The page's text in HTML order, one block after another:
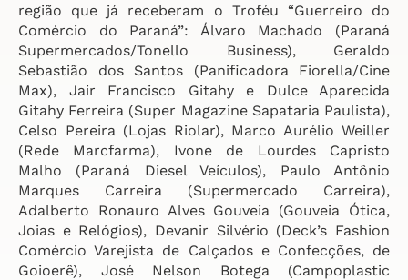
região que já receberam o Troféu “Guerreiro do
Comércio do Paraná”: Álvaro Machado (Paraná
Supermercados/Tonello Business), Geraldo
Sebastião dos Santos (Panificadora Fiorella/Cine
Max), Jair Francisco Gitahy e Dulce Aparecida
Gitahy Ferreira (Super Magazine Sapataria Paulista),
Celso Pereira (Lojas Riolar), Marco Aurélio Weiller
(Rede Marcfarma), Ivone de Lourdes Capristo
Malho (Paraná Diesel Veículos), Paulo Antônio
Marques Carreira (Supermercado Carreira),
Adalberto Ronauro Alves Gouveia (Gouveia Ótica,
Joias e Relógios), Devanir Silvério (Deck’s Fashion
Comércio Varejista de Calçados e Confecções, de
Goioerê), José Nelson Botega (Campoplastic